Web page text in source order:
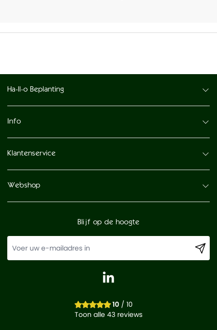
In winkelwagen
Ha-ll-o Beplanting
Info
Klantenservice
Webshop
Blijf op de hoogte
10/ 10
Toon alle 43 reviews